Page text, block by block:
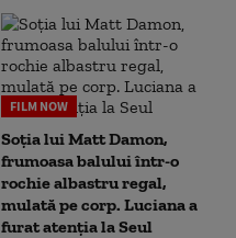
FILM NOW
Soția lui Matt Damon,
frumoasa balului într-o
rochie albastru regal,
mulată pe corp. Luciana a
furat atenția la Seul